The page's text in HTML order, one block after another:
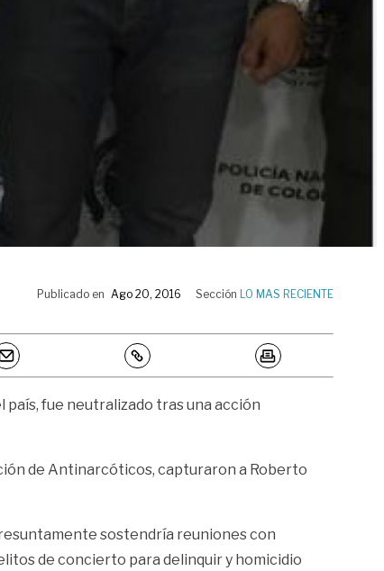
Publicado en Ago 20, 2016 Sección LO MAS RECIENTE
fue neutralizado tras una acción
de Antinarcóticos, capturaron a Roberto
sostendría reuniones con
de concierto para delinquir y homicidio